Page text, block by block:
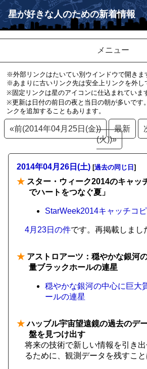
星が好きな人のための新着情報
メニュー
※外部リンクはたいてい別ウインドウで開きま
※あまりに古いリンク先は安全上リンクを外し
※固定リンクは星のアイコンに仕込まれていま
※更新は日付の前日の夜と当日の朝が多いです
ンクを追加することもあります。
«前(2014年04月25日(金)) 最新
(火))»
2014年04月26日(土) [過去の同じ日 ]
★ スター・ウィーク2014のキャッ
でハートをつなぐ夏」
StarWeek2014キャッチコ
4月23日の件です。再掲載しまし
★ アストロアーツ：穏やかな銀河
量ブラックホールの連星
穏やかな銀河の中心に巨大
ールの連星
★ハッブル宇宙望遠鏡の過去のデ
盤を見つけ出す
将来の技術で新しい情報を引き
るために、観測データを残すこと